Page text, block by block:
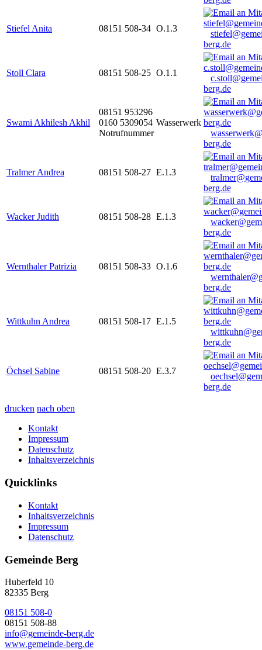
Stiefel Anita 08151 508-34 O.1.3
berg.de
Stoll Clara 08151 508-25 O.1.1
berg.de
Swami Akhilesh Akhil
08151 953296
0160 5309054
Notrufnummer
Wasserwerk
berg.de
Tralmer Andrea 08151 508-27 E.1.3
berg.de
Wacker Judith 08151 508-28 E.1.3
berg.de
Wernthaler Patrizia 08151 508-33 O.1.6
berg.de
Wittkuhn Andrea 08151 508-17 E.1.5
berg.de
Öchsel Sabine 08151 508-20 E.3.7
berg.de
drucken nach oben
Kontakt
Impressum
Datenschutz
Inhaltsverzeichnis
Quicklinks
Kontakt
Inhaltsverzeichnis
Impressum
Datenschutz
Gemeinde Berg
Huberfeld 10
82335 Berg
08151 508-0
08151 508-88
info@gemeinde-berg.de
www.gemeinde-berg.de